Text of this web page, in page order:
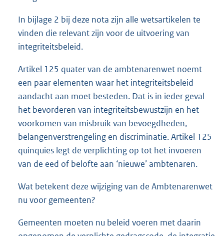
In bijlage 2 bij deze nota zijn alle wetsartikelen te
vinden die relevant zijn voor de uitvoering van
integriteitsbeleid.
Artikel 125 quater van de ambtenarenwet noemt
een paar elementen waar het integriteitsbeleid
aandacht aan moet besteden. Dat is in ieder geval
het bevorderen van integriteitsbewustzijn en het
voorkomen van misbruik van bevoegdheden,
belangenverstrengeling en discriminatie. Artikel 125
quinquies legt de verplichting op tot het invoeren
van de eed of belofte aan ‘nieuwe’ ambtenaren.
Wat betekent deze wijziging van de Ambtenarenwet
nu voor gemeenten?
Gemeenten moeten nu beleid voeren met daarin